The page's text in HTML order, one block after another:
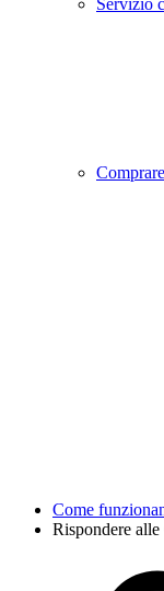
Servizio
Comprare
Come
Rispondere